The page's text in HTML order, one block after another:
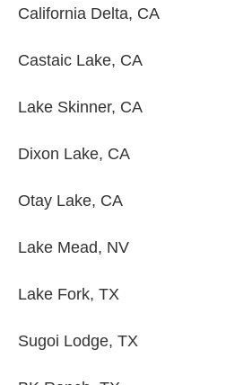
California Delta, CA
Castaic Lake, CA
Lake Skinner, CA
Dixon Lake, CA
Otay Lake, CA
Lake Mead, NV
Lake Fork, TX
Sugoi Lodge, TX